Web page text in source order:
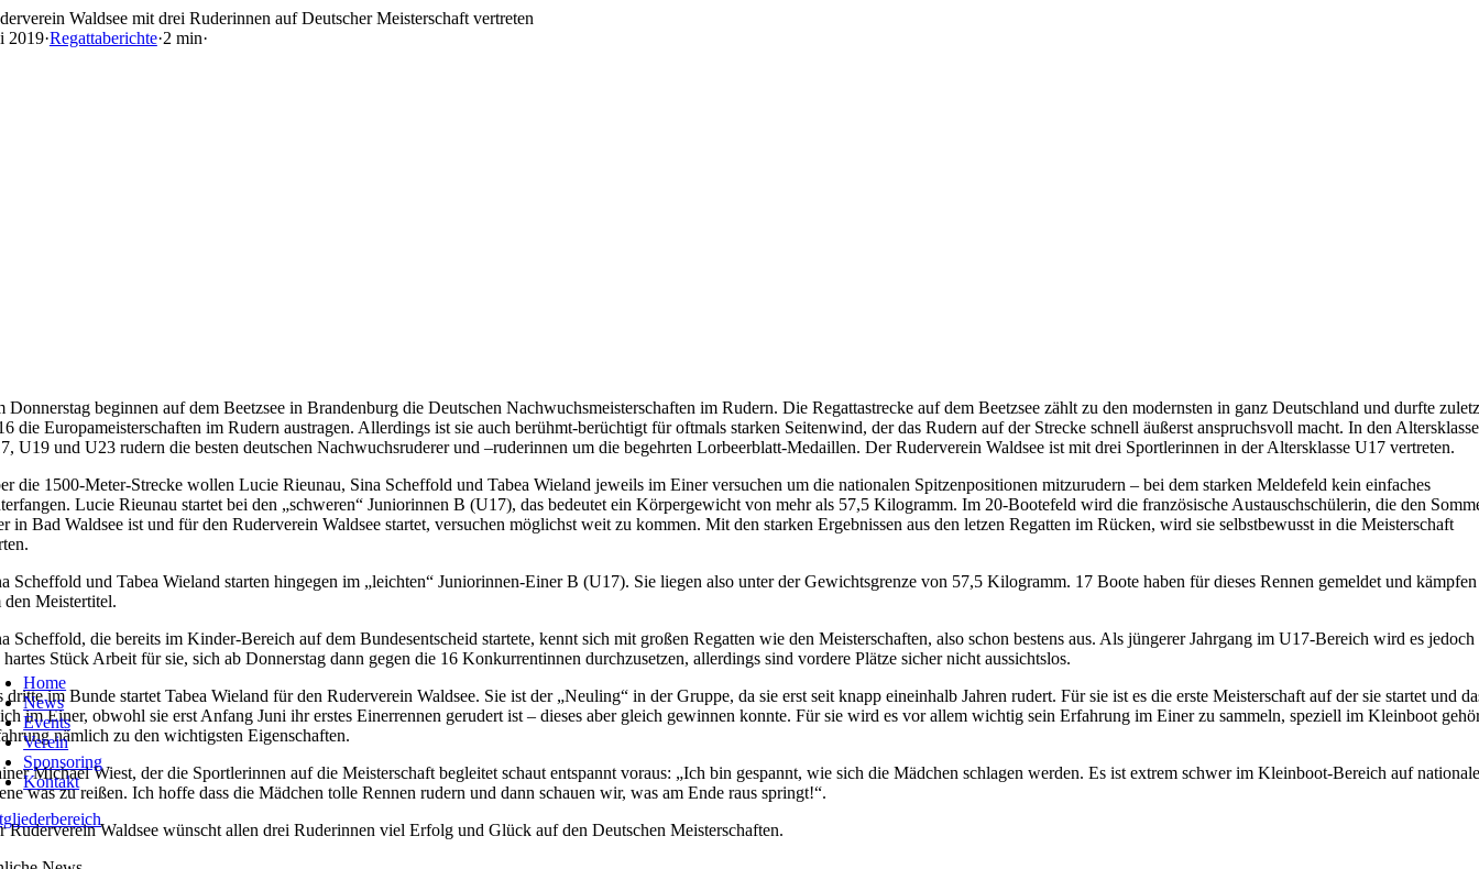
Skip
to
Home
News
Events
Verein
Sponsoring
Kontakt
Waldsee mit drei Ruderinnen auf Deutscher Meisterschaft vertreten
2019·Regattaberichte·2 min·
Donnerstag beginnen auf dem Beetzsee in Brandenburg die Deutschen Nachwuchsmeisterschaften im Rudern. Die Regattastrecke auf dem Beetzsee zählt zu den modernsten in ganz Deutschland und durfte
die Europameisterschaften im Rudern austragen. Allerdings ist sie auch berühmt-berüchtigt für oftmals starken Seitenwind, der das Rudern auf der Strecke schnell äußerst anspruchsvoll macht. In den
U19 und U23 rudern die besten deutschen Nachwuchsruderer und –ruderinnen um die begehrten Lorbeerblatt-Medaillen. Der Ruderverein Waldsee ist mit drei Sportlerinnen in der Altersklasse U17 vertreten.
die 1500-Meter-Strecke wollen Lucie Rieunau, Sina Scheffold und Tabea Wieland jeweils im Einer versuchen um die nationalen Spitzenpositionen mitzurudern – bei dem starken Meldefeld kein einfaches
Lucie Rieunau startet bei den „schweren“ Juniorinnen B (U17), das bedeutet ein Körpergewicht von mehr als 57,5 Kilogramm. Im 20-Bootefeld wird die französische Austauschschülerin, die den
in Bad Waldsee ist und für den Ruderverein Waldsee startet, versuchen möglichst weit zu kommen. Mit den starken Ergebnissen aus den letzen Regatten im Rücken, wird sie selbstbewusst in die Meisterschaft
Scheffold und Tabea Wieland starten hingegen im „leichten“ Juniorinnen-Einer B (U17). Sie liegen also unter der Gewichtsgrenze von 57,5 Kilogramm. 17 Boote haben für dieses Rennen gemeldet und kämpfen
den Meistertitel.
Scheffold, die bereits im Kinder-Bereich auf dem Bundesentscheid startete, kennt sich mit großen Regatten wie den Meisterschaften, also schon bestens aus. Als jüngerer Jahrgang im U17-Bereich wird es jedoch
hartes Stück Arbeit für sie, sich ab Donnerstag dann gegen die 16 Konkurrentinnen durchzusetzen, allerdings sind vordere Plätze sicher nicht aussichtslos.
dritte im Bunde startet Tabea Wieland für den Ruderverein Waldsee. Sie ist der „Neuling“ in der Gruppe, da sie erst seit knapp eineinhalb Jahren rudert. Für sie ist es die erste Meisterschaft auf der sie startet und
im Einer, obwohl sie erst Anfang Juni ihr erstes Einerrennen gerudert ist – dieses aber gleich gewinnen konnte. Für sie wird es vor allem wichtig sein Erfahrung im Einer zu sammeln, speziell im Kleinboot
nämlich zu den wichtigsten Eigenschaften.
Michael Wiest, der die Sportlerinnen auf die Meisterschaft begleitet schaut entspannt voraus: „Ich bin gespannt, wie sich die Mädchen schlagen werden. Es ist extrem schwer im Kleinboot-Bereich auf
was zu reißen. Ich hoffe dass die Mädchen tolle Rennen rudern und dann schauen wir, was am Ende raus springt!“.
Ruderverein Waldsee wünscht allen drei Ruderinnen viel Erfolg und Glück auf den Deutschen Meisterschaften.